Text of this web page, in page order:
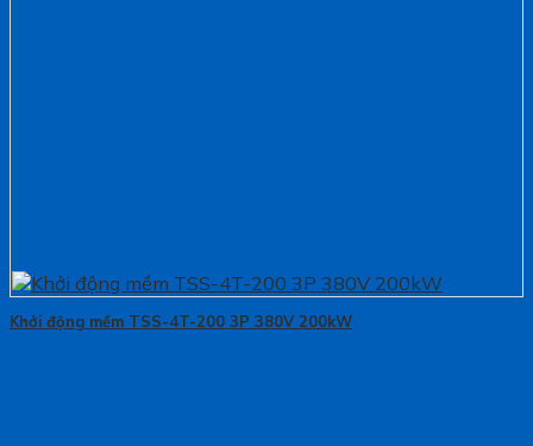
Khởi động mềm TSS-4T-200 3P 380V 200kW